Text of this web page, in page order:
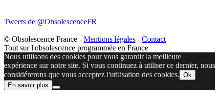
Tweets de @ObsolescenceFR
© Obsolescence France - Mentions légales - Contact
Tout sur l'obsolescence programmée en France
Nous utilisons des cookies pour vous garantir la meilleure
expérience sur notre site. Si vous continuez à utiliser ce dernier, nous
considérerons que vous acceptez l'utilisation des cookies. Ok
En savoir plus